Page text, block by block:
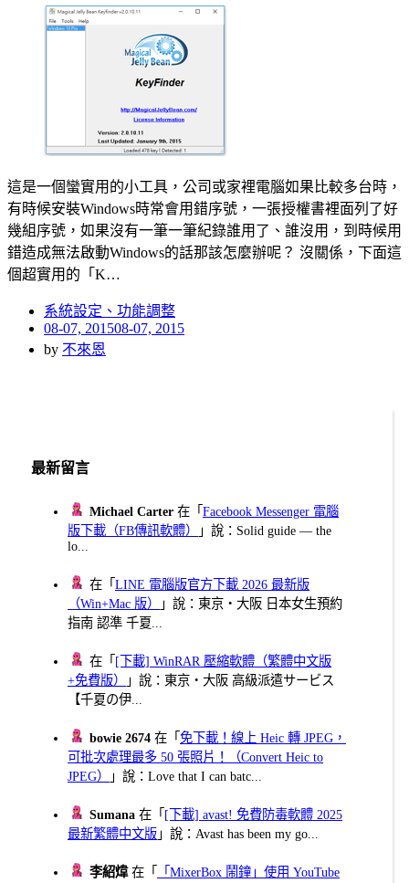
這是一個蠻實用的小工具，公司或家裡電腦如果比較多台時，
有時候安裝Windows時常會用錯序號，一張授權書裡面列了好
幾組序號，如果沒有一筆一筆紀錄誰用了、誰沒用，到時候用
錯造成無法啟動Windows的話那該怎麼辦呢？ 沒關係，下面這
個超實用的「K…
系統設定、功能調整
Posted
on
08-07, 201508-07, 2015
by 不來恩
最新留言
Michael Carter 在「Facebook Messenger 電腦
版下載（FB傳訊軟體）
」說：Solid guide — the
lo...
在「LINE 電腦版官方下載 2026 最新版
（Win+Mac 版）
」說：東京・大阪 日本女生預約
指南 認準 千夏...
在「 [下載] WinRAR 壓縮軟體（繁體中文版
+免費版）
」說：東京・大阪 高級派遣サービス
【千夏の伊...
bowie 2674 在「免下載！線上 Heic 轉 JPEG，
可批次處理最多 50 張照片！（Convert Heic to
JPEG）
」說：Love that I can batc...
Sumana 在「 [下載] avast! 免費防毒軟體 2025
最新繁體中文版 」說：Avast has been my go...
李紹煒在「
「MixerBox 鬧鐘」使用 YouTube